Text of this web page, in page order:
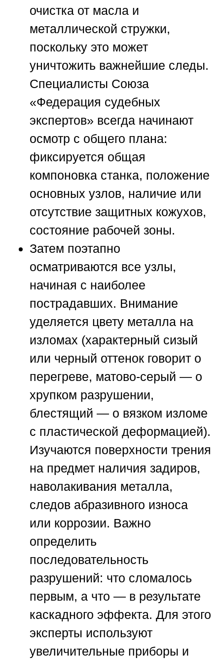
очистка от масла и
металлической стружки,
поскольку это может
уничтожить важнейшие следы.
Специалисты Союза
«Федерация судебных
экспертов» всегда начинают
осмотр с общего плана:
фиксируется общая
компоновка станка, положение
основных узлов, наличие или
отсутствие защитных кожухов,
состояние рабочей зоны.
Затем поэтапно
осматриваются все узлы,
начиная с наиболее
пострадавших. Внимание
уделяется цвету металла на
изломах (характерный сизый
или черный оттенок говорит о
перегреве, матово-серый — о
хрупком разрушении,
блестящий — о вязком изломе
с пластической деформацией).
Изучаются поверхности трения
на предмет наличия задиров,
наволакивания металла,
следов абразивного износа
или коррозии. Важно
определить
последовательность
разрушений: что сломалось
первым, а что — в результате
каскадного эффекта. Для этого
эксперты используют
увеличительные приборы и